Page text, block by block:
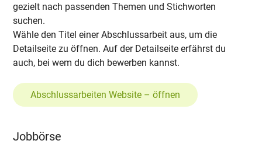
gezielt nach passenden Themen und Stichworten
suchen.
Wähle den Titel einer Abschlussarbeit aus, um die
Detailseite zu öffnen. Auf der Detailseite erfährst du
auch, bei wem du dich bewerben kannst.
Abschlussarbeiten Website – öffnen
Jobbörse